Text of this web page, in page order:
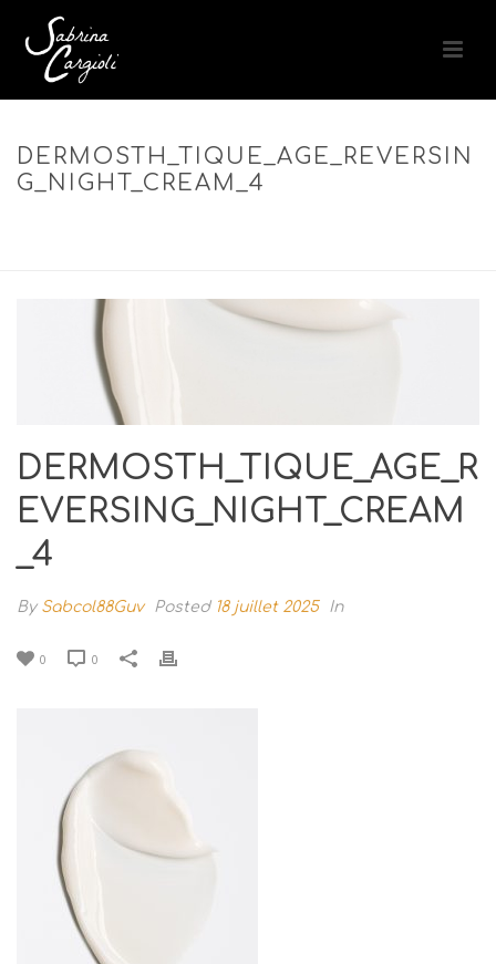
DERMOSTH_TIQUE_AGE_REVERSIN
G_NIGHT_CREAM_4
DERMOSTH_TIQUE_AGE_R
EVERSING_NIGHT_CREAM
_4
By Sabcol88Guv Posted 18 juillet 2025 In
0 0